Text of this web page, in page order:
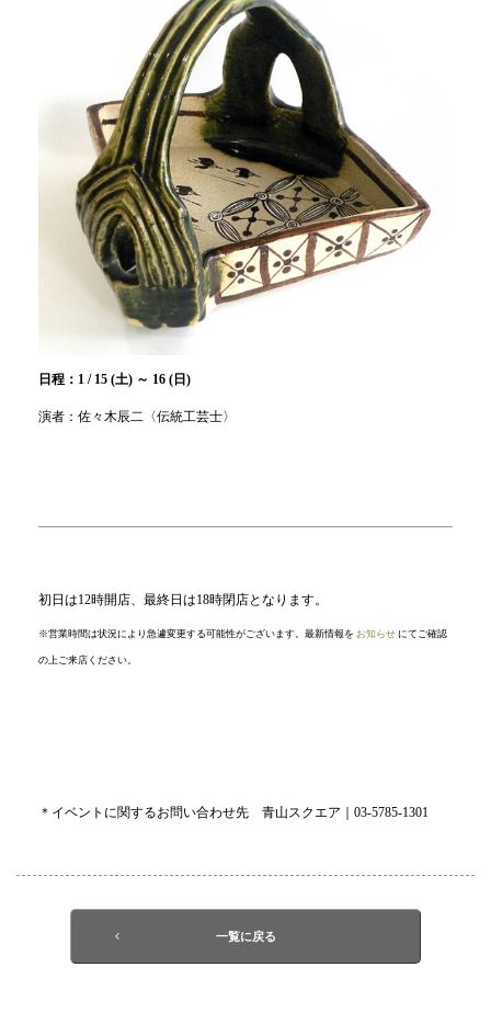
日程：1 / 15 (土) ～ 16 (日)
演者：佐々木辰二〈伝統工芸士〉
初日は12時開店、最終日は18時閉店となります。
※営業時間は状況により急遽変更する可能性がございます。最新情報を お知らせ にてご確認
の上ご来店ください。
＊イベントに関するお問い合わせ先 青山スクエア｜03-5785-1301
一覧に戻る